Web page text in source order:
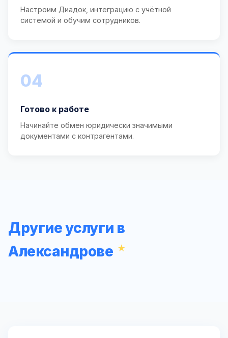
Настроим Диадок, интеграцию с учётной
системой и обучим сотрудников.
04
Готово к работе
Начинайте обмен юридически значимыми
документами с контрагентами.
Другие услуги в
Александрове